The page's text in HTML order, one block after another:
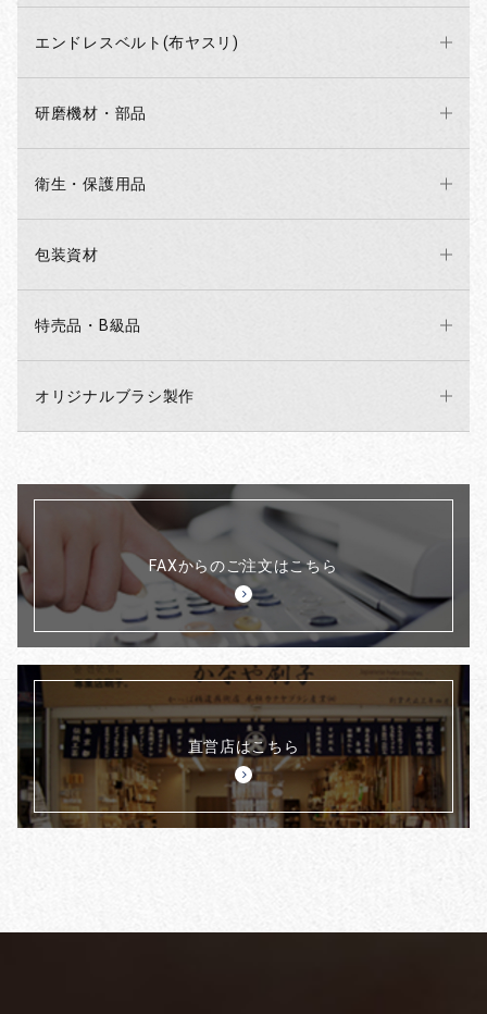
エンドレスベルト(布ヤスリ)
研磨機材・部品
衛生・保護用品
包装資材
特売品・B級品
オリジナルブラシ製作
FAXからのご注文はこちら
直営店はこちら